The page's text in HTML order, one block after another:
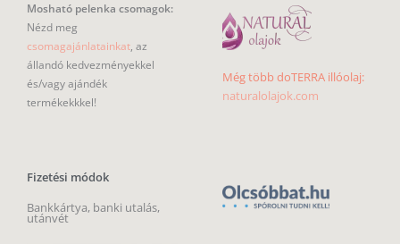
Mosható pelenka csomagok:
Nézd meg
csomagajánlatainkat, az
állandó kedvezményekkel
és/vagy ajándék
termékekkkel!
Fizetési módok
Bankkártya, banki utalás,
utánvét
Még több doTERRA illóolaj:
naturalolajok.com